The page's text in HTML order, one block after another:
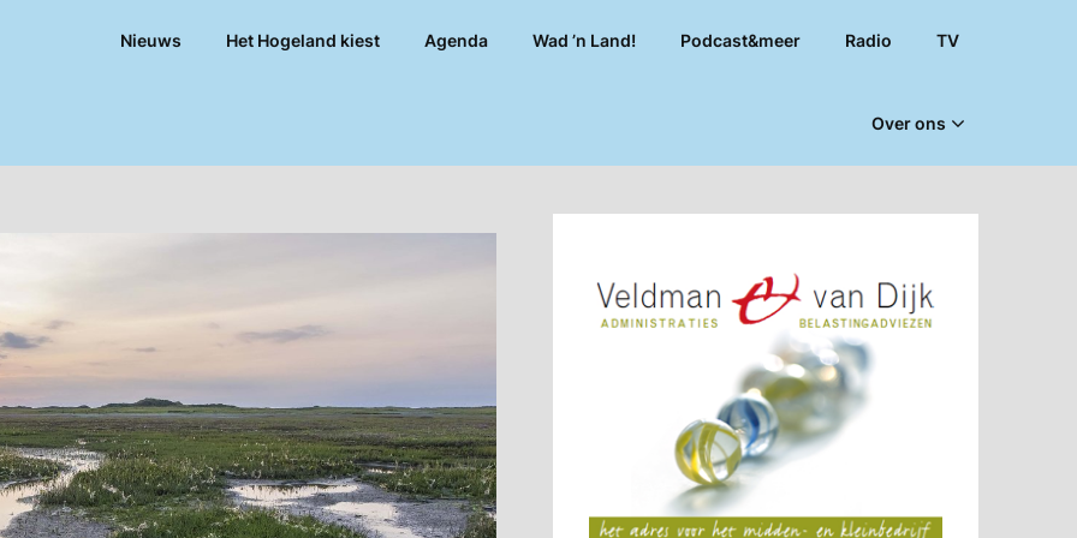
Nieuws Het Hogeland kiest Agenda Wad ’n Land! Podcast&meer Radio TV
Over ons